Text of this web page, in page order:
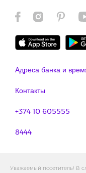
Адреса банка и
Контакты
+374 10 605555
8444
Уважаемый посетитель! В